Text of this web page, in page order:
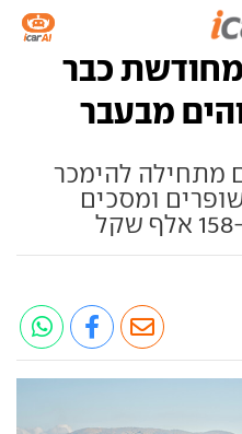
כבר
מבעבר
מתחילה להימכר
ומסכים